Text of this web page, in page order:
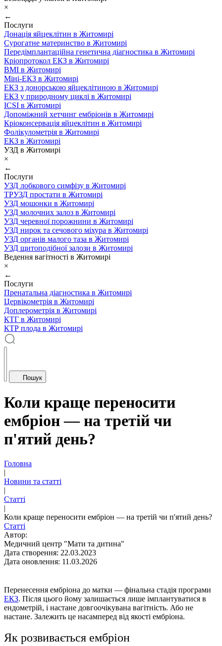
×
←
Послуги
Донація яйцеклітин в Житомирі
Сурогатне материнство в Житомирі
Передімплантаційна генетична діагностика в Житомирі
Кріопротокол ЕКЗ в Житомирі
ВМІ в Житомирі
Міні-ЕКЗ в Житомирі
ЕКЗ з донорською яйцеклітиною в Житомирі
ЕКЗ у природному циклі в Житомирі
ICSI в Житомирі
Допоміжний хетчинг ембріонів в Житомирі
Кріоконсервація яйцеклітин в Житомирі
Фолікулометрія в Житомирі
ЕКЗ в Житомирі
УЗД в Житомирі
×
←
Послуги
УЗД лобкового симфізу в Житомирі
ТРУЗД простати в Житомирі
УЗД мошонки в Житомирі
УЗД молочних залоз в Житомирі
УЗД черевної порожнини в Житомирі
УЗД нирок та сечового міхура в Житомирі
УЗД органів малого таза в Житомирі
УЗД щитоподібної залози в Житомирі
Ведення вагітності в Житомирі
×
←
Послуги
Пренатальна діагностика в Житомирі
Цервікометрія в Житомирі
Доплерометрія в Житомирі
КТГ в Житомирі
КТР плода в Житомирі
Пошук
Коли краще переносити
ембріон — на третій чи
п'ятий день?
Головна
|
Новини та статті
|
Статті
|
Коли краще переносити ембріон — на третій чи п'ятий день?
Статті
Автор:
Медичний центр "Мати та дитина"
Дата створення: 22.03.2023
Дата оновлення: 11.03.2026
Перенесення ембріона до матки — фінальна стадія програми
ЕКЗ. Після цього йому залишається лише імплантуватися в
ендометрій, і настане довгоочікувана вагітність. Або не
настане. Залежить це насамперед від якості ембріона.
Як розвивається ембріон